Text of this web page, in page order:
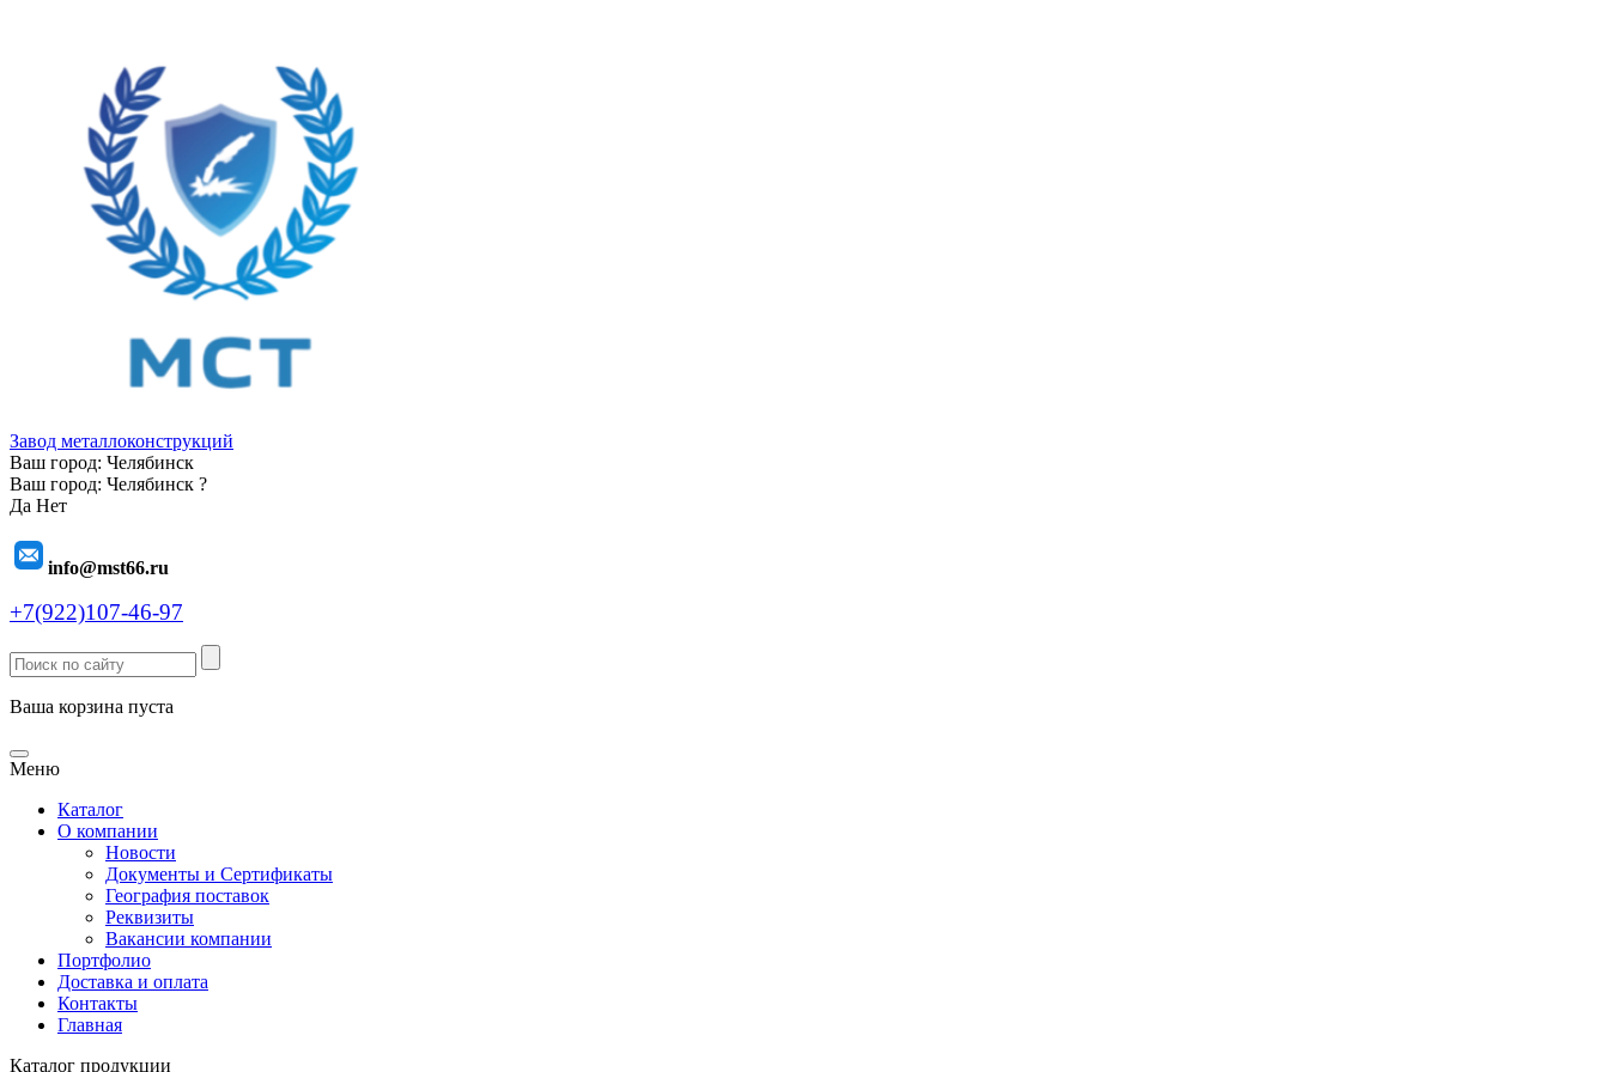
Завод металлоконструкций
Ваш город: Челябинск
Ваш город: Челябинск ?
Да Нет
info@mst66.ru
+7(922)107-46-97
Ваша корзина пуста
Меню
Каталог
О компании
Новости
Документы и Сертификаты
География поставок
Реквизиты
Вакансии компании
Портфолио
Доставка и оплата
Контакты
Главная
Каталог продукции